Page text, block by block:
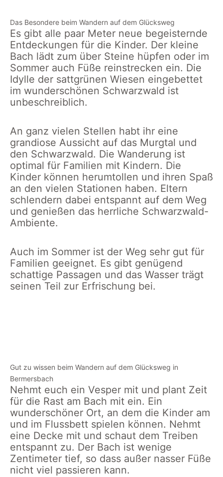
Das Besondere beim Wandern auf dem Glücksweg
Es gibt alle paar Meter neue begeisternde
Entdeckungen für die Kinder. Der kleine
Bach lädt zum über Steine hüpfen oder im
Sommer auch Füße reinstrecken ein. Die
Idylle der sattgrünen Wiesen eingebettet
im wunderschönen Schwarzwald ist
unbeschreiblich.
An ganz vielen Stellen habt ihr eine
grandiose Aussicht auf das Murgtal und
den Schwarzwald. Die Wanderung ist
optimal für Familien mit Kindern. Die
Kinder können herumtollen und ihren Spaß
an den vielen Stationen haben. Eltern
schlendern dabei entspannt auf dem Weg
und genießen das herrliche Schwarzwald-
Ambiente.
Auch im Sommer ist der Weg sehr gut für
Familien geeignet. Es gibt genügend
schattige Passagen und das Wasser trägt
seinen Teil zur Erfrischung bei.
Bermersbach
Gut zu wissen beim Wandern auf dem Glücksweg in
Bermersbach
Nehmt euch ein Vesper mit und plant Zeit
für die Rast am Bach mit ein. Ein
wunderschöner Ort, an dem die Kinder am
und im Flussbett spielen können. Nehmt
eine Decke mit und schaut dem Treiben
entspannt zu. Der Bach ist wenige
Zentimeter tief, so dass außer nasser Füße
nicht viel passieren kann.